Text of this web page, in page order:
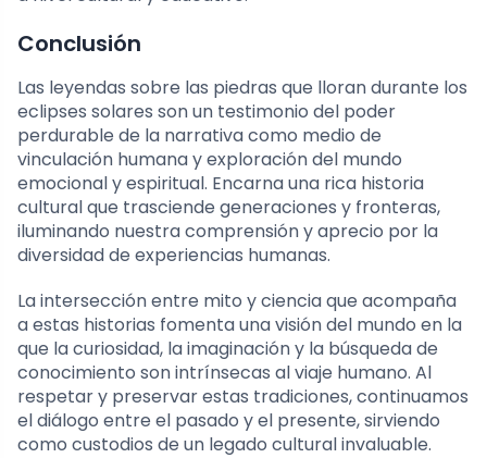
Conclusión
Las leyendas sobre las piedras que lloran durante los
eclipses solares son un testimonio del poder
perdurable de la narrativa como medio de
vinculación humana y exploración del mundo
emocional y espiritual. Encarna una rica historia
cultural que trasciende generaciones y fronteras,
iluminando nuestra comprensión y aprecio por la
diversidad de experiencias humanas.
La intersección entre mito y ciencia que acompaña
a estas historias fomenta una visión del mundo en la
que la curiosidad, la imaginación y la búsqueda de
conocimiento son intrínsecas al viaje humano. Al
respetar y preservar estas tradiciones, continuamos
el diálogo entre el pasado y el presente, sirviendo
como custodios de un legado cultural invaluable.